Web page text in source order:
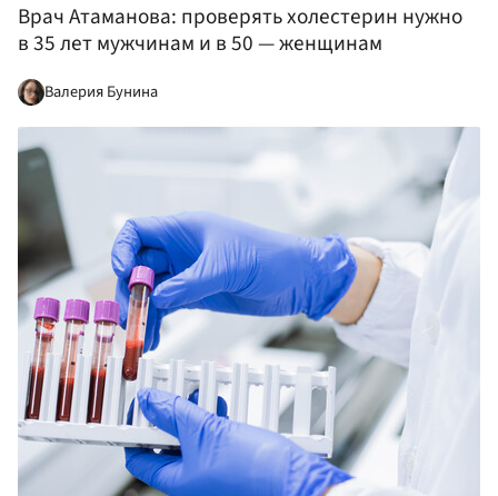
Врач Атаманова: проверять холестерин нужно
в 35 лет мужчинам и в 50 — женщинам
Валерия Бунина